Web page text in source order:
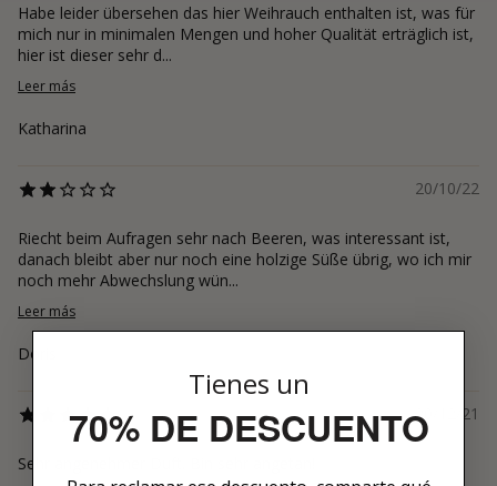
Habe leider übersehen das hier Weihrauch enthalten ist, was für
mich nur in minimalen Mengen und hoher Qualität erträglich ist,
hier ist dieser sehr d...
Leer más
Katharina
20/10/22
Riecht beim Aufragen sehr nach Beeren, was interessant ist,
danach bleibt aber nur noch eine holzige Süße übrig, wo ich mir
noch mehr Abwechslung wün...
Leer más
Doris
20/12/21
Sehr angenehmer Duft. Bin sehr angetan!
Tienes un
70% DE DESCUENTO